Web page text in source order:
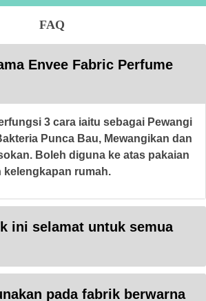
FAQ
Envee Fabric Perfume
3 cara iaitu sebagai Pewangi
Punca Bau, Mewangikan dan
Boleh diguna ke atas pakaian
rumah.
ini selamat untuk semua
pada fabrik berwarna